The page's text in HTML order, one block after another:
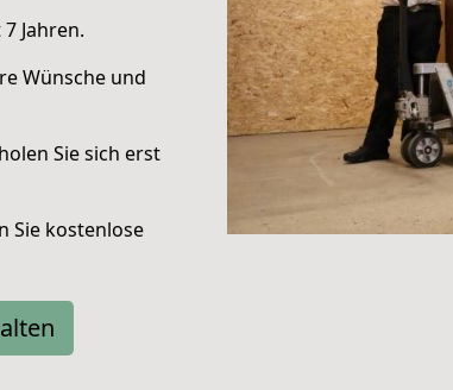
Jahren.
Wünsche und
Sie sich erst
Sie kostenlose